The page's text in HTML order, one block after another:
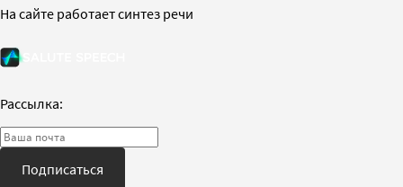
На сайте работает синтез речи
Рассылка:
Подписаться